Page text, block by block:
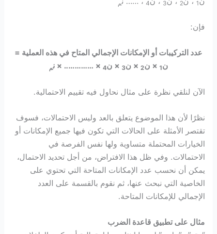
1
2
3
4 م
فإن:
عدد التركيبات أو الإمكانات الإجمالي المتاح في هذه العملية =
ن1 × ن2 × ن3 × ن4 × ………….. × نم
الآن لنلقي نظرة على مثال نحاول فيه تقييم الاحتمالية.
نظرًا لأن هذا الموضوع يتعلق بالعد وليس الاحتمالات، فسوف
تقتصر الأمثلة على الحالات التي تكون فيها جميع الإمكانات أو
الخيارات المحتملة متساوية ولها نفس الفرصة في
الاحتمالات. وفي ظل هذا الافتراض، من أجل تحديد الاحتمال،
يمكن أن نحسب عدد الإمكانات المتاحة التي تحتوي على
الخاصية التي نبحث عنها، ثم نقوم بالقسمة على العدد
الإجمالي للإمكانات المتاحة.
مثال على تطبيق قاعدة الضرب